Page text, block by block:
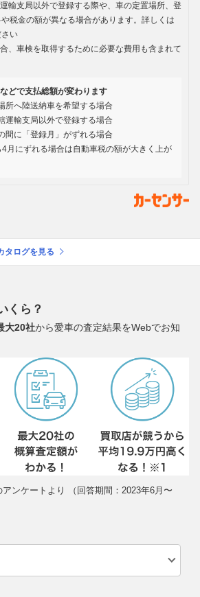
輸支局以外で登録する際や、車の定置場所、登
税金の額が異なる場合があります。詳しくは
い
、車検を取得するために必要な費用も含まれて
どで支払総額が変わります
所へ陸送納車を希望する場合
運輸支局以外で登録する場合
間に「登録月」がずれる場合
4月にずれる場合は自動車税の額が大きく上が
タログを見る
くら？
大20社から愛車の査定結果をWebでお知
ンケートより （回答期間：2023年6月〜